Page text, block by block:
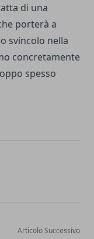
di una
porterà a
svincolo nella
concretamente
spesso
Articolo Successivo